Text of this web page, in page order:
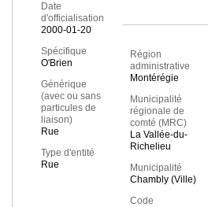
Date
d'officialisation
2000-01-20
Spécifique
O'Brien
Générique
(avec ou sans
particules de
liaison)
Rue
Type d'entité
Rue
Région
administrative
Montérégie
Municipalité
régionale de
comté (MRC)
La Vallée-du-
Richelieu
Municipalité
Chambly (Ville)
Code